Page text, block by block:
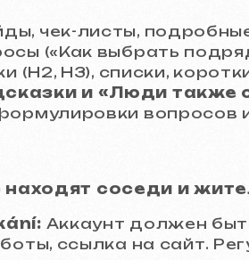
чек-листы,
(«Как выбрать
(H2, H3), списки,
и «Люди также
вопросов
находят соседи и
Аккаунт должен
ссылка на сайт.